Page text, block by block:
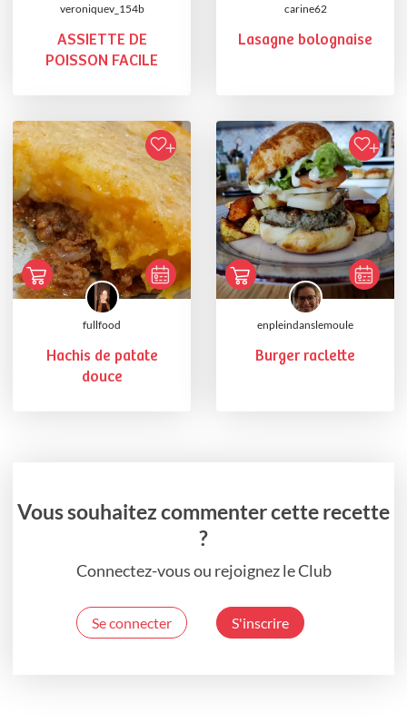
veroniquev_154b
ASSIETTE DE
POISSON FACILE
carine62
Lasagne bolognaise
fullfood
Hachis de patate
douce
enpleindanslemoule
Burger raclette
Vous souhaitez commenter cette recette
?
Connectez-vous ou rejoignez le Club
Se connecter S'inscrire